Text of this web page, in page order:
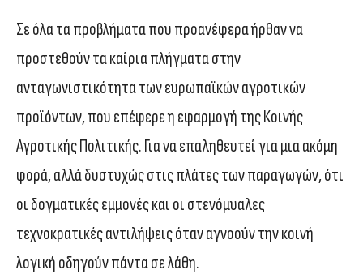
Σε όλα τα προβλήματα που προανέφερα ήρθαν να
προστεθούν τα καίρια πλήγματα στην
ανταγωνιστικότητα των ευρωπαϊκών αγροτικών
προϊόντων, που επέφερε η εφαρμογή της Κοινής
Αγροτικής Πολιτικής. Για να επαληθευτεί για μια ακόμη
φορά, αλλά δυστυχώς στις πλάτες των παραγωγών, ότι
οι δογματικές εμμονές και οι στενόμυαλες
τεχνοκρατικές αντιλήψεις όταν αγνοούν την κοινή
λογική οδηγούν πάντα σε λάθη.